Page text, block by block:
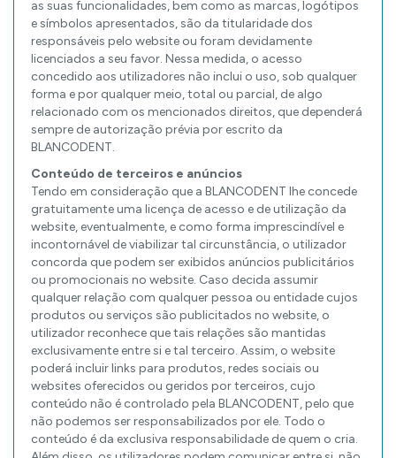
as suas funcionalidades, bem como as marcas, logótipos
e símbolos apresentados, são da titularidade dos
responsáveis pelo website ou foram devidamente
licenciados a seu favor. Nessa medida, o acesso
concedido aos utilizadores não inclui o uso, sob qualquer
forma e por qualquer meio, total ou parcial, de algo
relacionado com os mencionados direitos, que dependerá
sempre de autorização prévia por escrito da
BLANCODENT.
Conteúdo de terceiros e anúncios
Tendo em consideração que a BLANCODENT lhe concede
gratuitamente uma licença de acesso e de utilização da
website, eventualmente, e como forma imprescindível e
incontornável de viabilizar tal circunstância, o utilizador
concorda que podem ser exibidos anúncios publicitários
ou promocionais no website. Caso decida assumir
qualquer relação com qualquer pessoa ou entidade cujos
produtos ou serviços são publicitados no website, o
utilizador reconhece que tais relações são mantidas
exclusivamente entre si e tal terceiro. Assim, o website
poderá incluir links para produtos, redes sociais ou
websites oferecidos ou geridos por terceiros, cujo
conteúdo não é controlado pela BLANCODENT, pelo que
não podemos ser responsabilizados por ele. Todo o
conteúdo é da exclusiva responsabilidade de quem o cria.